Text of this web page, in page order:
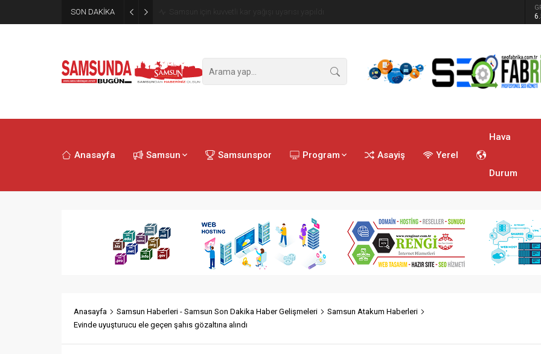
SON DAKİKA
Anasayfa Samsun Samsunspor Program Asayiş Yerel
Hava
Durum
Anasayfa Samsun Haberleri - Samsun Son Dakika Haber Gelişmeleri
Samsun Atakum Haberleri
Evinde uyuşturucu ele geçen şahıs gözaltına alındı